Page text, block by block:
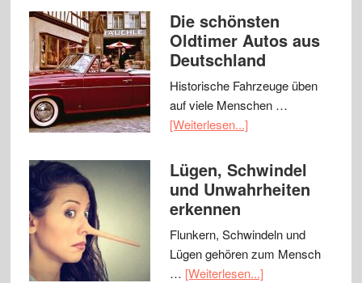
Die schönsten
Oldtimer Autos aus
Deutschland
Historische Fahrzeuge üben
auf viele Menschen …
[Weiterlesen...]
Lügen, Schwindel
und Unwahrheiten
erkennen
Flunkern, Schwindeln und
Lügen gehören zum Mensch
… [Weiterlesen...]